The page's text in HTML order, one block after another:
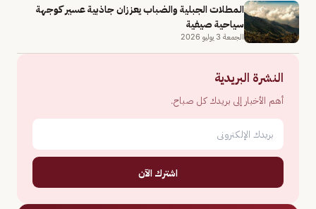
المطلات الجبلية والضباب يعززان جاذبية عسير كوجهة
سياحية صيفية
الجمعة 3 يوليو 2026
النشرة البريدية
أهم الأخبار إلى بريدك كل صباح.
اشترك الآن